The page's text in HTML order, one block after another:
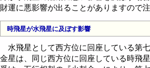
財運に悪影響が出ることがありますので
時飛星が水飛星に及ぼす影響
水飛星として西方位に回座している第
金星は、同じ西方位に回座している時飛